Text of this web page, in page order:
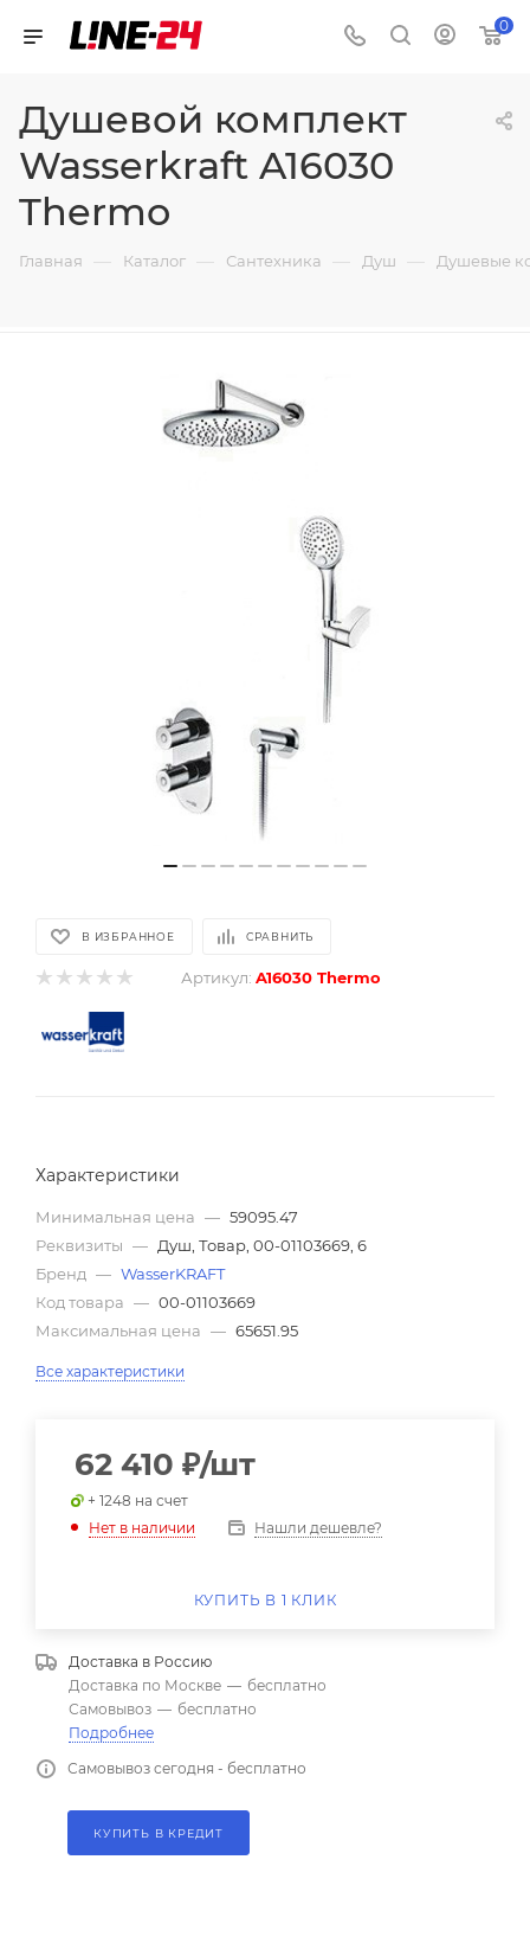
0
Душевой комплект
Wasserkraft A16030
Thermo
Главная — Каталог — Сантехника — Душ — Душевые
В ИЗБРАННОЕ СРАВНИТЬ
Артикул: A16030 Thermo
Характеристики
Минимальная цена — 59095.47
Реквизиты — Душ, Товар, 00-01103669, 6
Бренд — WasserKRAFT
Код товара — 00-01103669
Максимальная цена — 65651.95
Все характеристики
62 410 ₽/шт
+ 1248 на счет
Нет в наличии
Нашли дешевле?
КУПИТЬ В 1 КЛИК
Доставка в Россию
Доставка по Москве — бесплатно
Самовывоз — бесплатно
Подробнее
Самовывоз сегодня - бесплатно
КУПИТЬ В КРЕДИТ